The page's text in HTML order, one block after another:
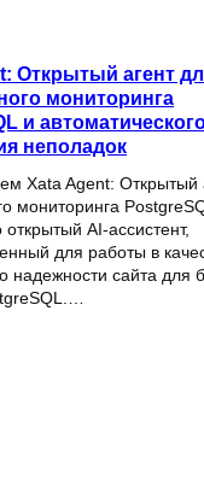
Открытый агент
мониторинга
и
неполадок
Xata Agent: Открытый
мониторинга
AI-ассистент,
для работы в
надежности сайта для